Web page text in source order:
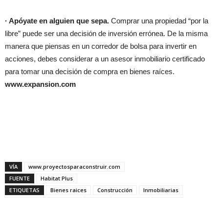
· Apóyate en alguien que sepa. Comprar una propiedad “por la
libre” puede ser una decisión de inversión errónea. De la misma
manera que piensas en un corredor de bolsa para invertir en
acciones, debes considerar a un asesor inmobiliario certificado
para tomar una decisión de compra en bienes raíces.
www.expansion.com
VÍA
www.proyectosparaconstruir.com
FUENTE
Habitat Plus
ETIQUETAS
Bienes raices Construcción Inmobiliarias